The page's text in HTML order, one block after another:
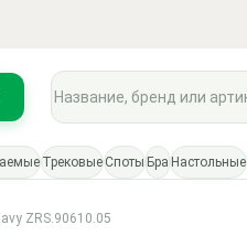
Поиск по каталогу
Трековые Споты Бра Настольные
ZRS.90610.05